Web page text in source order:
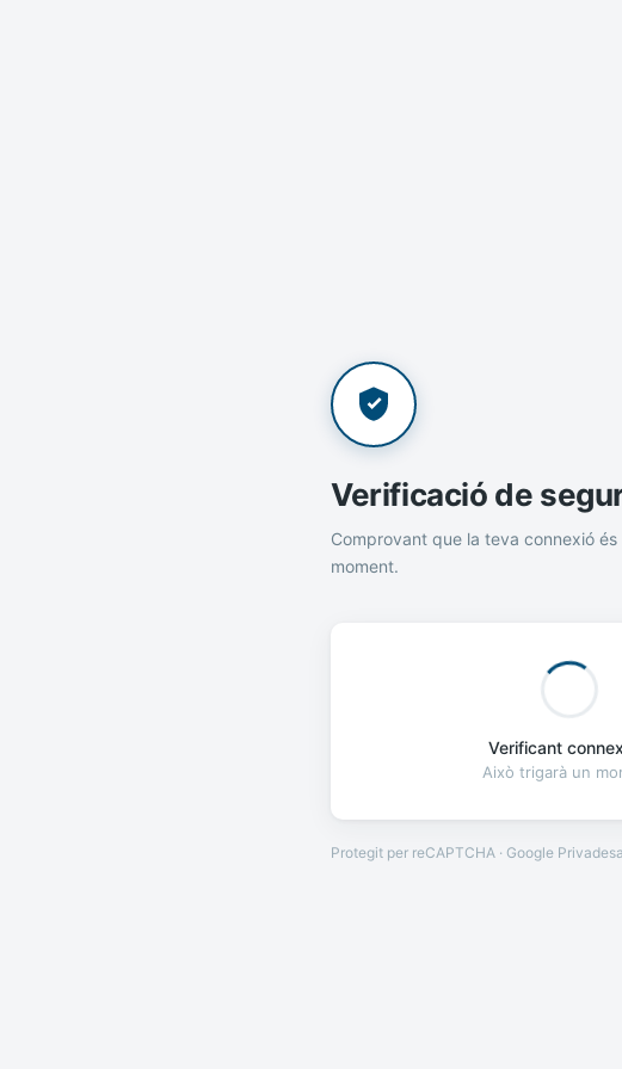
Verificació de
Comprovant que la teva connexió és
moment.
Verificant
Això trigarà un
Protegit per reCAPTCHA · Google Privadesa